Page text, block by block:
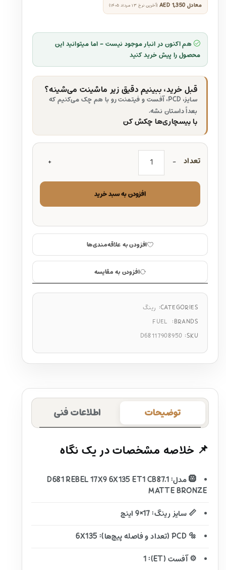
معادل AED 1,350 (آخرین نرخ ۱۳ مرداد ۱۴۰۵)
هم اکنون در انبار موجود نیست - اما میتوانید این
محصول را پیش خرید کنید
قبل خرید، ببینیم دقیق زیر ماشینت می‌شینه؟
سایز، PCD، آفست و فیتمنت رو با هم چک می‌کنیم که
بعداً داستان نشه.
با بیسچاری‌ها چکش کن
تعداد
افزودن به سبد خرید
افزودن به علاقه‌مندی‌ها
افزودن به مقایسه
CATEGORIES: رینگ
BRANDS:
FUEL
SKU:
D68117908950
توضیحات اطلاعات فنی
📌 خلاصه مشخصات در یک نگاه
🛞 مدل: D681 REBEL 17X9 6X135 ET1 CB87.1
MATTE BRONZE
📏 سایز رینگ: 17×9 اینچ
🔩 PCD (تعداد و فاصله پیچ‌ها): 6X135
⚙️ آفست (ET): 1